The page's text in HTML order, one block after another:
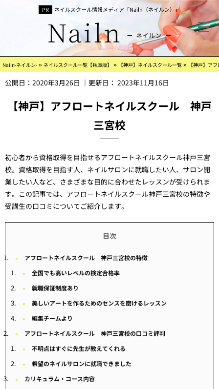
ネイルスクール情報メディア「Nailn（ネイルン）」
Nailn-ネイルン- » ネイルスクール一覧【兵庫版】 » 【神戸】ネイルスクール一覧 » 【神戸】ア
公開日： 2020年3月26日 ｜更新日： 2023年11月16日
【神戸】アフロートネイルスクール 神戸
三宮校
初心者から資格取得を目指せるアフロートネイルスクール神戸三宮
校。資格取得を目指す人、ネイルサロンに就職したい人、サロン開
業したい人など、さまざまな目的に合わせたレッスンが受けられま
す。この記事では、アフロートネイルスクール神戸三宮校の特徴や
受講生の口コミについてご紹介します。
アフロートネイルスクール 神戸三宮校の特徴
全国でも高いレベルの検定合格率
就職保証制度あり
美しいアートを作るためのセンスを磨けるレッスン
編集チームより
アフロートネイルスクール 神戸三宮校の口コミ評判
不明点はすぐに先生が教えてくれる
希望のネイルサロンに就職できました
カリキュラム・コース内容